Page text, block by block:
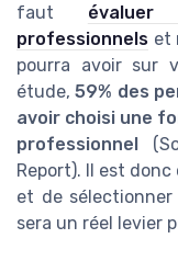
faut
professionnels et
pourra avoir sur
étude,59% des
avoir choisi une
professionnel
Report). Il est
et de
sera un réel levier